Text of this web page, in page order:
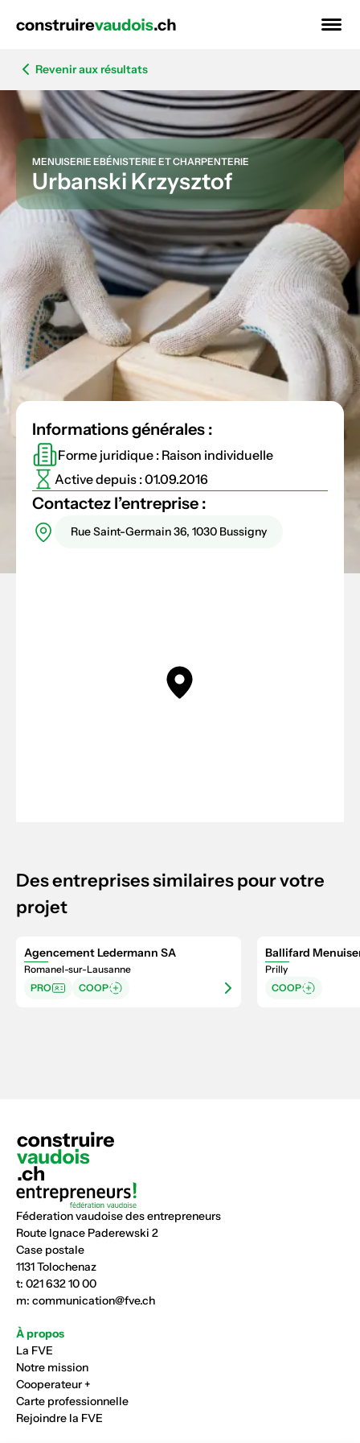
Revenir aux résultats
MENUISERIE EBÉNISTERIE ET CHARPENTERIE
Urbanski Krzysztof
Informations générales :
Forme juridique : Raison individuelle
Active depuis : 01.09.2016
Contactez l’entreprise :
Rue Saint-Germain 36, 1030 Bussigny
Des entreprises similaires pour votre
projet
Agencement Ledermann SA
Romanel-sur-Lausanne
PRO
COOP
Ballifard
Prilly
COOP
Féderation vaudoise des entrepreneurs
Route Ignace Paderewski 2
Case postale
1131 Tolochenaz
t: 021 632 10 00
m: communication@fve.ch
À propos
La FVE
Notre mission
Cooperateur +
Carte professionnelle
Rejoindre la FVE